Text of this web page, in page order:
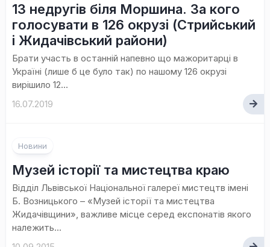
13 недругів біля Моршина. За кого
голосувати в 126 окрузі (Стрийський
і Жидачівський райони)
Брати участь в останній напевно що мажоритарці в
Україні (лише б це було так) по нашому 126 окрузі
вирішило 12...
16.07.2019
Новини
Музей історії та мистецтва краю
Відділ Львівської Національної галереї мистецтв імені
Б. Возницького – «Музей історії та мистецтва
Жидачівщини», важливе місце серед експонатів якого
належить...